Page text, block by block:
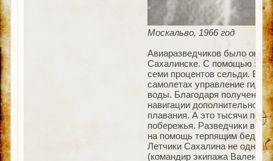
Москальво, 1966 год
Авиаразведчиков было
Сахалинске. С помощью
семи процентов сельди. В
самолетах управление
воды. Благодаря
навигации дополнительно
плавания. А это тысячи
побережья. Разведчики
на помощь терпящим
Летчики Сахалина не
(командир экипажа